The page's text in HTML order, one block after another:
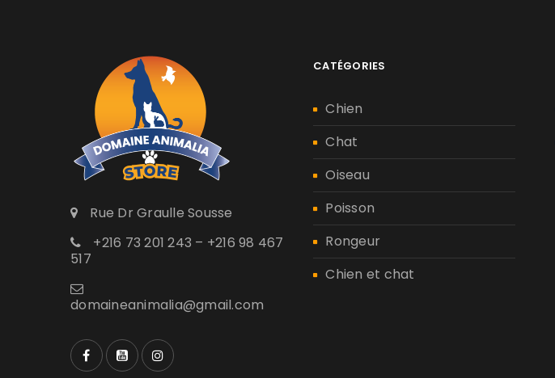
Rue Dr Graulle Sousse
+216 73 201 243 – +216 98 467
517
domaineanimalia@gmail.com
CATÉGORIES
Chien
Chat
Oiseau
Poisson
Rongeur
Chien et chat